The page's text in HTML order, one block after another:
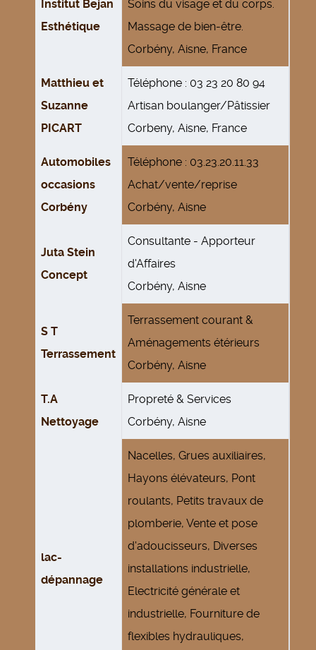
Institut Bejan
Esthétique
Soins du visage et du corps.
Massage de bien-être.
Corbény, Aisne, France
Matthieu et
Suzanne
PICART
Téléphone : 03 23 20 80 94
Artisan boulanger/Pâtissier
Corbeny, Aisne, France
Automobiles
occasions
Corbény
Téléphone : 03.23.20.11.33
Achat/vente/reprise
Corbény, Aisne
Juta Stein
Concept
Consultante - Apporteur
d'Affaires
Corbény, Aisne
S T
Terrassement
Terrassement courant &
Aménagements étérieurs
Corbény, Aisne
T.A
Nettoyage
Propreté & Services
Corbény, Aisne
lac-
dépannage
Nacelles, Grues auxiliaires,
Hayons élévateurs, Pont
roulants, Petits travaux de
plomberie, Vente et pose
d'adoucisseurs, Diverses
installations industrielle,
Electricité générale et
industrielle, Fourniture de
flexibles hydrauliques,